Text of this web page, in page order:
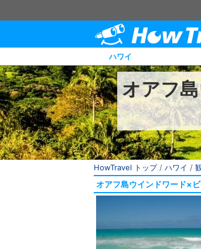
ハワイ
オアフ
HowTravel トップ/ ハワイ /
オアフ島ウインドワード×